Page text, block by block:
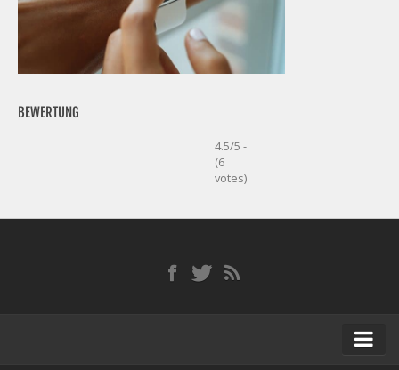
BEWERTUNG
4.5/5 -
(6
votes)